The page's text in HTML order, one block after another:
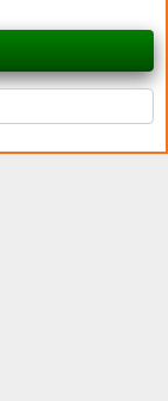
Reggio nell’Emilia
02938170350 –
In cima Basso